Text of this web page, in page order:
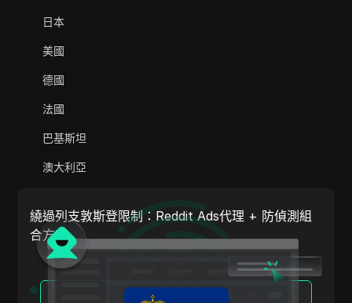
Apple Pay
ASOS
BestBuy
日本
美國
德國
法國
巴基斯坦
澳大利亞
義大利
荷蘭
越南
繞過列支敦斯登限制：Reddit Ads代理 + 防偵測組
合方案
閱讀更多